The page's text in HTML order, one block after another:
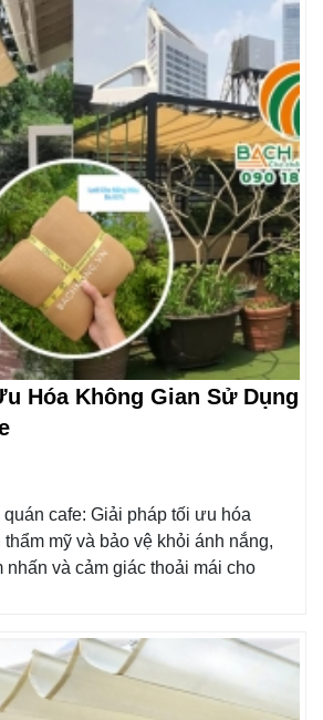
Hóa Không Gian Sử Dụng
cafe: Giải pháp tối ưu hóa
mỹ và bảo vệ khỏi ánh nắng,
nhấn và cảm giác thoải mái cho